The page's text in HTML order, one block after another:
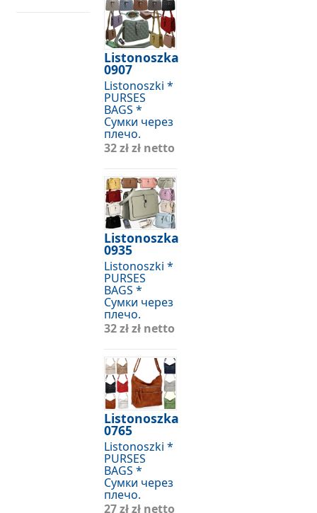
Listonoszka
0907
Listonoszki *
PURSES
BAGS *
Сумки через
плечо.
32 złzł netto
Listonoszka
0935
Listonoszki *
PURSES
BAGS *
Сумки через
плечо.
32 złzł netto
Listonoszka
0765
Listonoszki *
PURSES
BAGS *
Сумки через
плечо.
27 złzł netto